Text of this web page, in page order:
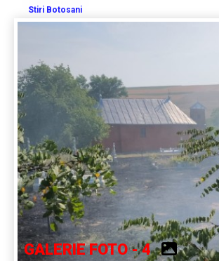
Stiri Botosani
GALERIE FOTO - 4